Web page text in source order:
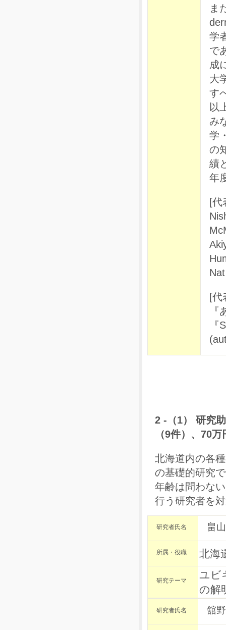
ま
学
で
成
大
す
以
み
学
の
績
年
[代
[代
2 -（1） 研究
（9件）、70
北海道内の各
の基礎的研究
年齢は問わな
行う研究者を
研究者氏名 畠
所属・役職 北海
研究テーマ
ユビ
の解
研究者氏名 舘